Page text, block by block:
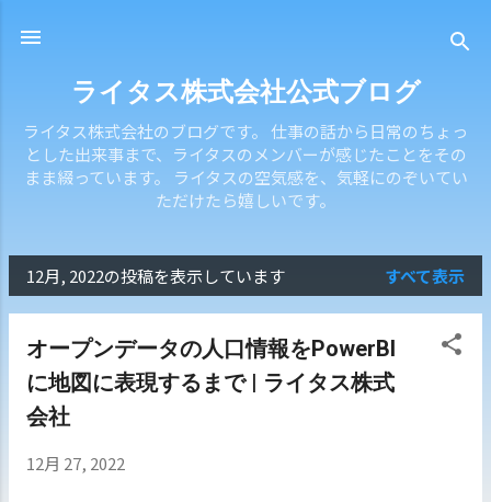
ライタス株式会社公式ブログ
ライタス株式会社のブログです。 仕事の話から日常のちょっ
とした出来事まで、ライタスのメンバーが感じたことをその
まま綴っています。 ライタスの空気感を、気軽にのぞいてい
ただけたら嬉しいです。
投
12月, 2022の投稿を表示しています すべて表示
オープンデータの人口情報をPowerBI
に地図に表現するまで | ライタス株式
会社
12月 27, 2022